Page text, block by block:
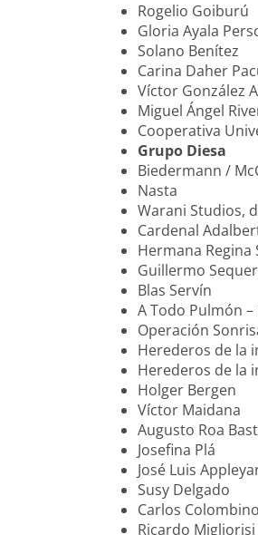
Rogelio Goiburú
Gloria Ayala
Solano Benítez
Carina Daher
Víctor González
Miguel Ángel
Cooperativa
Grupo Diesa
Biedermann /
Nasta
Warani Studios,
Cardenal
Hermana Regina
Guillermo
Blas Servín
A Todo Pulmón
Operación
Herederos de la
Herederos de la
Holger Bergen
Víctor Maidana
Augusto Roa
Josefina Plá
José Luis
Susy Delgado
Carlos Colombino
Ricardo Migliorisi